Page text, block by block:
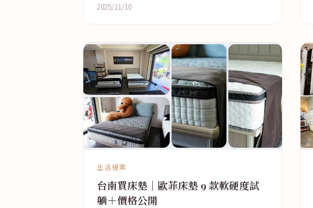
型、妝髮到拍攝流程，整體呈現都非常
2025/11/10
生活提案
台南買床墊｜歐菲床墊 9 款軟硬度試
躺＋價格公開